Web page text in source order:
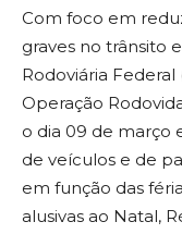
Com foco em
graves no trânsito
Rodoviária Federal
Operação
o dia 09 de março
de veículos e de
em função das
alusivas ao Natal,